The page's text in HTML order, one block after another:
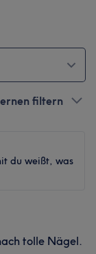
filtern
du weißt, was
tolle Nägel.